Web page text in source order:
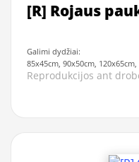
[R] Rojaus
Galimi dydžiai:
85x45cm, 90x50cm,
Reprodukcijos ant